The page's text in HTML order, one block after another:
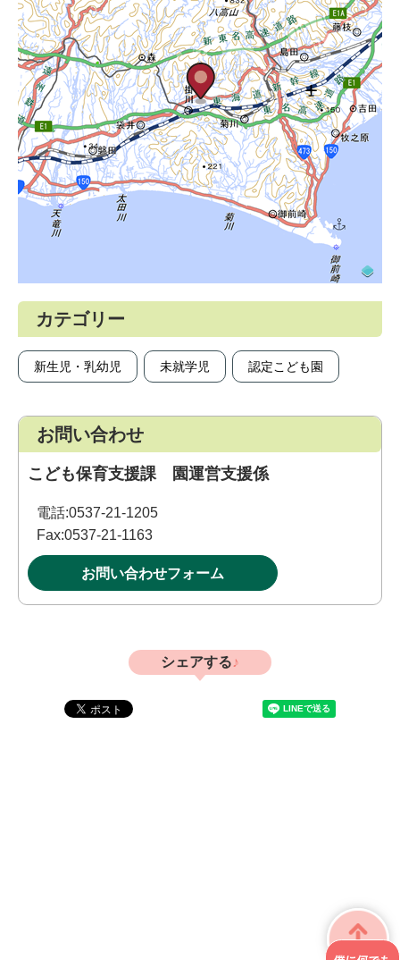
カテゴリー
新生児・乳幼児 未就学児 認定こども園
お問い合わせ
こども保育支援課 園運営支援係
電話:0537-21-1205
Fax:0537-21-1163
お問い合わせフォーム
シェアする